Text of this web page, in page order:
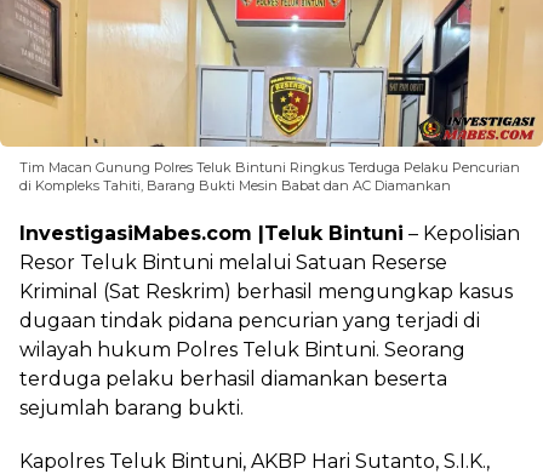
Tim Macan Gunung Polres Teluk Bintuni Ringkus Terduga Pelaku Pencurian
di Kompleks Tahiti, Barang Bukti Mesin Babat dan AC Diamankan
InvestigasiMabes.com |Teluk Bintuni – Kepolisian
Resor Teluk Bintuni melalui Satuan Reserse
Kriminal (Sat Reskrim) berhasil mengungkap kasus
dugaan tindak pidana pencurian yang terjadi di
wilayah hukum Polres Teluk Bintuni. Seorang
terduga pelaku berhasil diamankan beserta
sejumlah barang bukti.
Kapolres Teluk Bintuni, AKBP Hari Sutanto, S.I.K.,